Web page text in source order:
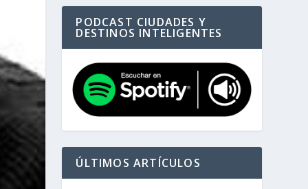
PODCAST CIUDADES Y
DESTINOS INTELIGENTES
ÚLTIMOS ARTÍCULOS